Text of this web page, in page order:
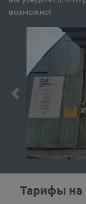
возможно!
Previous
Тарифы на